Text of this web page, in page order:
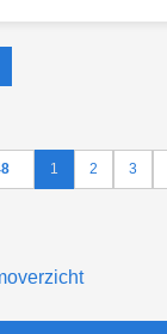
1 2 3